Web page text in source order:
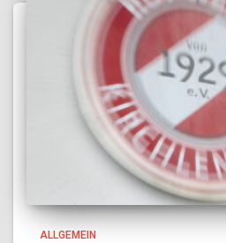
ALLGEMEIN